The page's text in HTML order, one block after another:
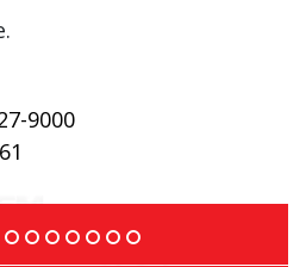
9000